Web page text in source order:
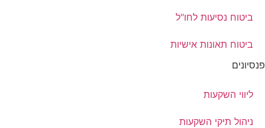
ביטוח נסיעות לחו"ל
ביטוח תאונות אישיות
פנסיונים
ליווי השקעות
ניהול תיקי השקעות